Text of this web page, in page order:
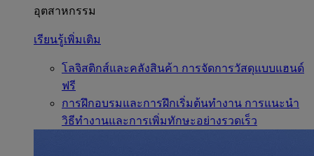
อุตสาหกรรม
เรียนรู้เพิ่มเติม
โลจิสติกส์และคลังสินค้า การจัดการวัสดุแบบแฮนด์
ฟรี
การฝึกอบรมและการฝึกเริ่มต้นทำงาน การแนะนำ
วิธีทำงานและการเพิ่มทักษะอย่างรวดเร็ว